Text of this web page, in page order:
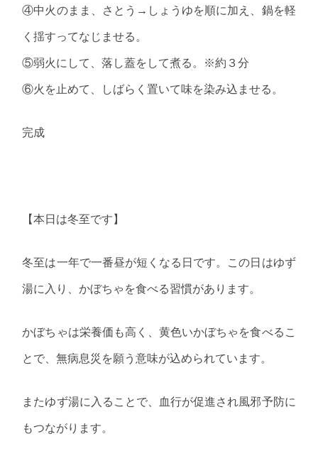
④中火のまま、さとう→しょうゆを順に加え、鍋を軽
く揺すってなじませる。
⑤弱火にして、落し蓋をして煮る。※約３分
⑥火を止めて、しばらく置いて味を染み込ませる。
完成
【本日は冬至です】
冬至は一年で一番昼が短くなる日です。この日はゆず
湯に入り、かぼちゃを食べる習慣があります。
かぼちゃは栄養価も高く、黄色いかぼちゃを食べるこ
とで、無病息災を願う意味が込められています。
またゆず湯に入ることで、血行が促進され風邪予防に
もつながります。